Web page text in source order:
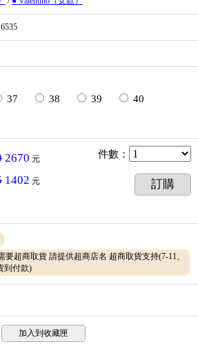
37 38 39 40
2670 元
1402 元
件數 ：
訂購
超商取貨 請提供超商店名 超商取貨支持(7-11、
到付款)
加入到收藏匣